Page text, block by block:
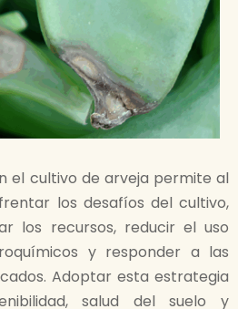
el cultivo de arveja permite al
los desafíos del cultivo,
los recursos, reducir el uso
y responder a las
Adoptar esta estrategia
salud del suelo y